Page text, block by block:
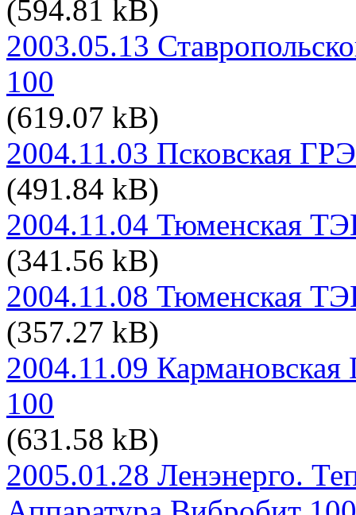
(594.81 kB)
2003.05.13
100
(619.07 kB)
2004.11.03 Псковская
(491.84 kB)
2004.11.04 Тюменская
(341.56 kB)
2004.11.08 Тюменская
(357.27 kB)
2004.11.09
100
(631.58 kB)
2005.01.28 Ленэнерго.